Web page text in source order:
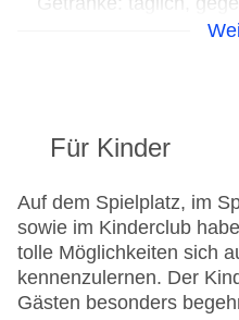
Restaurant „Sorra“:
Bars & mehr: 2
Loungebar „Lounge
Poolbar Outdoor
wetterabhängig,
Für Kinder
Auf dem Spielplatz, im
sowie im Kinderclub
tolle Möglichkeiten sich
kennenzulernen. Der
Gästen besonders